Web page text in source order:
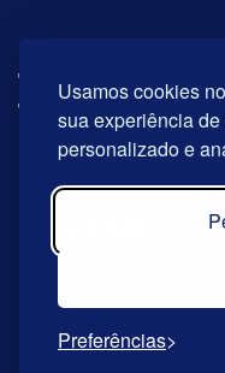
Usamos cookies
sua experiência
personalizado e
Preferências
© Copyright 2026